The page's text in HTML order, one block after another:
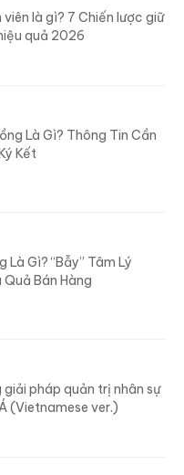
viên là gì? 7 Chiến lược giữ
quả 2026
Là Gì? Thông Tin Cần
Kết
Là Gì? “Bẫy” Tâm Lý
Bán Hàng
giải pháp quản trị nhân sự
(Vietnamese ver.)